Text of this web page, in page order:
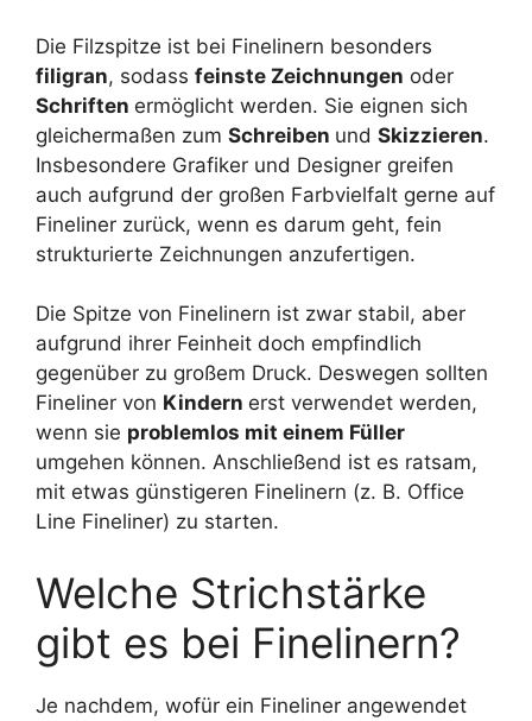
Die Filzspitze ist bei Finelinern besonders
filigran, sodass feinste Zeichnungen oder
Schriften ermöglicht werden. Sie eignen sich
gleichermaßen zum Schreiben und Skizzieren.
Insbesondere Grafiker und Designer greifen
auch aufgrund der großen Farbvielfalt gerne auf
Fineliner zurück, wenn es darum geht, fein
strukturierte Zeichnungen anzufertigen.
Die Spitze von Finelinern ist zwar stabil, aber
aufgrund ihrer Feinheit doch empfindlich
gegenüber zu großem Druck. Deswegen sollten
Fineliner von Kindern erst verwendet werden,
wenn sie problemlos mit einem Füller
umgehen können. Anschließend ist es ratsam,
mit etwas günstigeren Finelinern (z. B. Office
Line Fineliner) zu starten.
Welche Strichstärke
gibt es bei Finelinern?
Je nachdem, wofür ein Fineliner angewendet